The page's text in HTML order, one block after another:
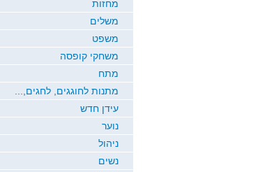
מחזות
משלים
משפט
משחקי קופסה
מתח
מתנות לחוגגים, לחגים,...
עידן חדש
נוער
ניהול
נשים